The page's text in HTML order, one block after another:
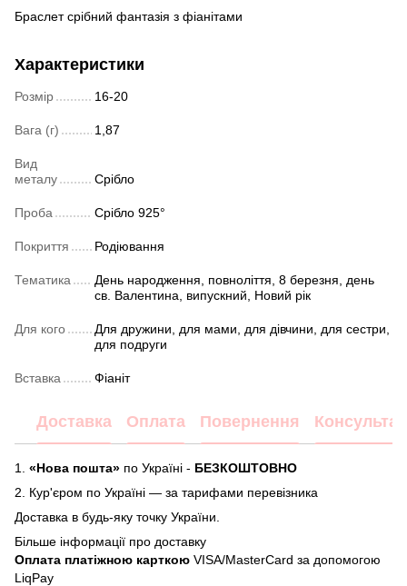
Браслет срібний фантазія з фіанітами
Характеристики
Розмір 16-20
Вага (г) 1,87
Вид
металу
Срібло
Проба Срібло 925°
Покриття Родіювання
Тематика
День народження, повноліття, 8 березня, день
св. Валентина, випускний, Новий рік
Для кого
Для дружини, для мами, для дівчини, для сестри,
для подруги
Вставка Фіаніт
Доставка Оплата Повернення
1. «Нова пошта» по Україні - БЕЗКОШТОВНО
2.
Кур'єром по Україні — за тарифами перевізника
Доставка в будь-яку точку України.
Більше інформації про доставку
Оплата платіжною карткою VISA/MasterCard за допомогою
LiqPay